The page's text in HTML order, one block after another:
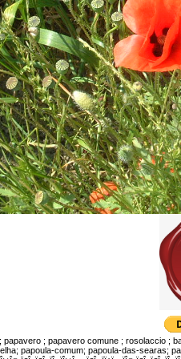
; papavero comune ; rosolaccio
papoula-comum; papoula-das-